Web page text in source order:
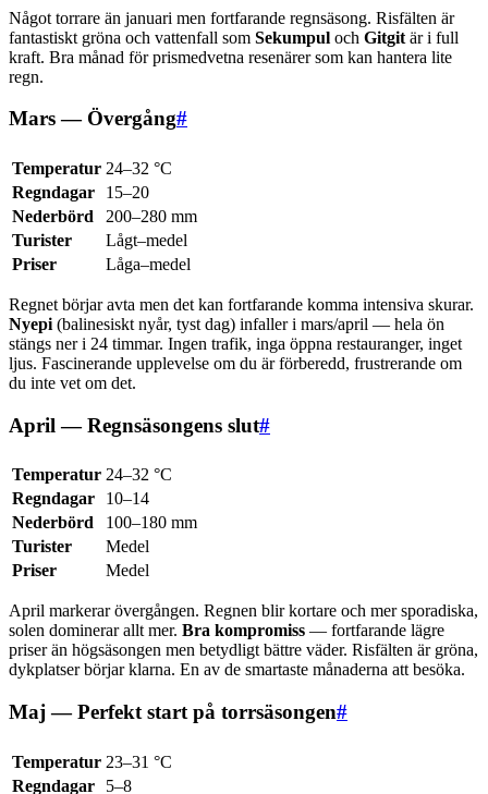
Något torrare än januari men fortfarande regnsäsong. Risfälten är
fantastiskt gröna och vattenfall som Sekumpul och Gitgit är i full
kraft. Bra månad för prismedvetna resenärer som kan hantera lite
regn.
Mars — Övergång#
Temperatur 24–32 °C
Regndagar
15–20
Nederbörd
200–280 mm
Turister
Lågt–medel
Priser
Låga–medel
Regnet börjar avta men det kan fortfarande komma intensiva skurar.
Nyepi (balinesiskt nyår, tyst dag) infaller i mars/april — hela ön
stängs ner i 24 timmar. Ingen trafik, inga öppna restauranger, inget
ljus. Fascinerande upplevelse om du är förberedd, frustrerande om
du inte vet om det.
April — Regnsäsongens slut#
Temperatur 24–32 °C
Regndagar
10–14
Nederbörd
100–180 mm
Turister
Medel
Priser
Medel
April markerar övergången. Regnen blir kortare och mer sporadiska,
solen dominerar allt mer. Bra kompromiss — fortfarande lägre
priser än högsäsongen men betydligt bättre väder. Risfälten är gröna,
dykplatser börjar klarna. En av de smartaste månaderna att besöka.
Maj — Perfekt start på torrsäsongen#
Temperatur 23–31 °C
Regndagar
5–8